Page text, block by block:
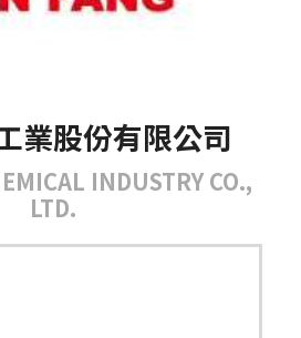
業股份有限公司
INDUSTRY CO.,
LTD.